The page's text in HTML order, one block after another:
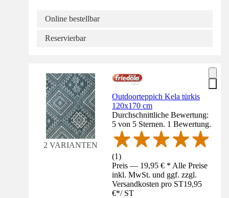
Online bestellbar
Reservierbar
2 VARIANTEN
Outdoorteppich Kela türkis
120x170 cm
Durchschnittliche Bewertung:
5 von 5 Sternen. 1 Bewertung.
(1)
Preis — 19,95 € * Alle Preise
inkl. MwSt. und ggf. zzgl.
Versandkosten pro ST19,95
€*/ ST